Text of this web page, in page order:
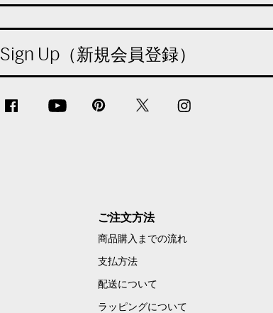
Sign Up（新規会員登録）
ご注文方法
商品購入までの流れ
支払方法
配送について
ラッピングについて